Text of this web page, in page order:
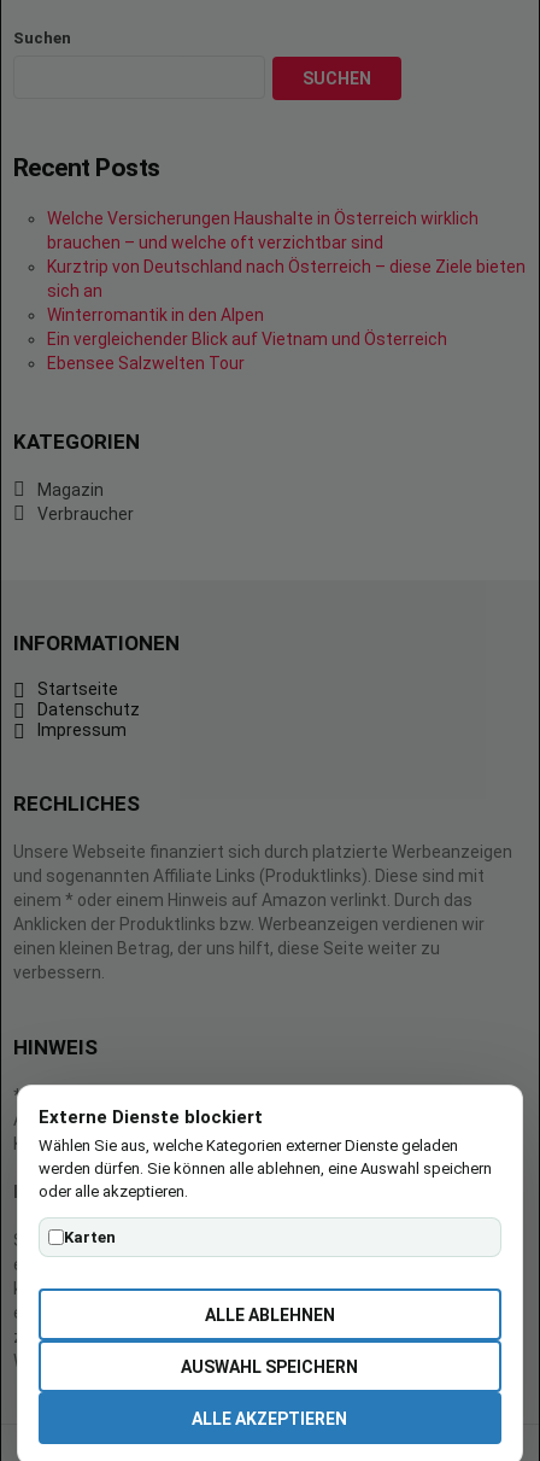
Suchen
SUCHEN
Recent Posts
Welche Versicherungen Haushalte in Österreich wirklich
brauchen – und welche oft verzichtbar sind
Kurztrip von Deutschland nach Österreich – diese Ziele bieten
sich an
Winterromantik in den Alpen
Ein vergleichender Blick auf Vietnam und Österreich
Ebensee Salzwelten Tour
KATEGORIEN
Magazin
Verbraucher
INFORMATIONEN
Startseite
Datenschutz
Impressum
RECHLICHES
Unsere Webseite finanziert sich durch platzierte Werbeanzeigen
und sogenannten Affiliate Links (Produktlinks). Diese sind mit
einem * oder einem Hinweis auf Amazon verlinkt. Durch das
Anklicken der Produktlinks bzw. Werbeanzeigen verdienen wir
einen kleinen Betrag, der uns hilft, diese Seite weiter zu
verbessern.
HINWEIS
* = Afilliate-Link (=Werbung)
Als Amazon-Partner verdient der Seitenbetreiber an qualifizierten
Käufen.
Hinweis zu Preisen und Verfügbarkeiten
Sofern Produktpreise und Verfügbarkeiten angezeigt werden,
entsprechen diese dem angegebenen Stand (Datum/Uhrzeit) und
können sich auf der verlinkten Seite jederzeit ändern. Für den Kauf
eines Produkts gelten die Angaben zu Preis und Verfügbarkeit, die
zum Kaufzeitpunkt [auf der/den maßgeblichen Amazon-
Website(s)] angezeigt werden.
Externe Dienste blockiert
Wählen Sie aus, welche Kategorien externer Dienste geladen
werden dürfen. Sie können alle ablehnen, eine Auswahl speichern
oder alle akzeptieren.
Karten
ALLE ABLEHNEN
AUSWAHL SPEICHERN
ALLE AKZEPTIEREN